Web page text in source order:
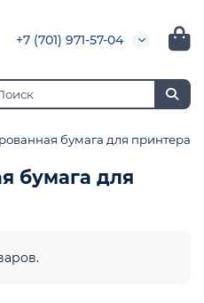
+7 (701) 971-57-04
бумага для принтера
бумага для